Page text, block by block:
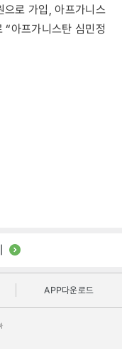
로 가입, 아프가니스
“아프가니스탄 심민정
APP다운로드